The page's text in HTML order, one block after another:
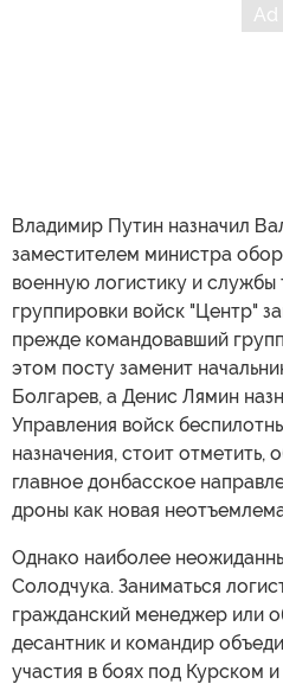
Владимир Путин назначил
заместителем министра
военную логистику и службы
группировки войск "Центр"
прежде командовавший
этом посту заменит
Болгарев, а Денис Лямин
Управления войск
назначения, стоит отметить,
главное донбасское
дроны как новая
Однако наиболее
Солодчука. Заниматься
гражданский менеджер или
десантник и командир
участия в боях под Курском